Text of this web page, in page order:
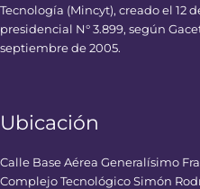
Tecnología (Mincyt), creado el 12
presidencial N° 3.899, según
septiembre de 2005.
Ubicación
Calle Base Aérea Generalísimo
Complejo Tecnológico Simón